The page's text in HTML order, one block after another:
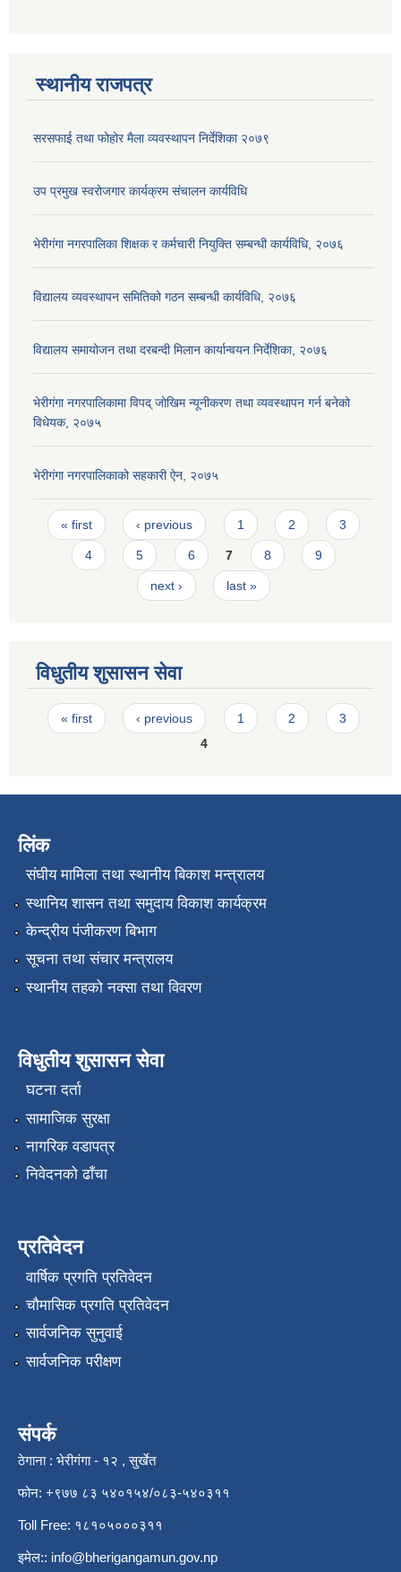
स्थानीय राजपत्र
सरसफाई तथा फोहोर मैला व्यवस्थापन निर्देशिका २०७९
उप प्रमुख स्वरोजगार कार्यक्रम संचालन कार्यविधि
भेरीगंगा नगरपालिका शिक्षक र कर्मचारी नियुक्ति सम्बन्धी कार्यविधि, २०७६
विद्यालय व्यवस्थापन समितिको गठन सम्बन्धी कार्यविधि, २०७६
विद्यालय समायोजन तथा दरबन्दी मिलान कार्यान्वयन निर्देशिका, २०७६
भेरीगंगा नगरपालिकामा विपद् जोखिम न्यूनीकरण तथा व्यवस्थापन गर्न बनेको
विधेयक, २०७५
भेरीगंगा नगरपालिकाको सहकारी ऐन, २०७५
Pages
« first ‹ previous 1 2 3
4 5 6 7 8 9
next › last »
विधुतीय शुसासन सेवा
Pages
« first ‹ previous 1 2
3
4
लिंक
संघीय मामिला तथा स्थानीय बिकाश मन्त्रालय
स्थानिय शासन तथा समुदाय विकाश कार्यक्रम
केन्द्रीय पंजीकरण बिभाग
सूचना तथा संचार मन्त्रालय
स्थानीय तहको नक्सा तथा विवरण
विधुतीय शुसासन सेवा
घटना दर्ता
सामाजिक सुरक्षा
नागरिक वडापत्र
निवेदनको ढाँचा
प्रतिवेदन
वार्षिक प्रगति प्रतिवेदन
चौमासिक प्रगति प्रतिवेदन
सार्वजनिक सुनुवाई
सार्वजनिक परीक्षण
संपर्क
ठेगाना : भेरीगंगा - १२ , सुर्खेत
फोन: +९७७ ८३ ५४०१५४/०८३-५४०३११
Toll Free: १८१०५०००३११
इमेल:: info@bherigangamun.gov.np